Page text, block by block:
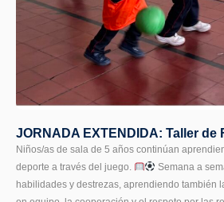
JORNADA EXTENDIDA: Taller de
Niños/as de sala de 5 años continúan
deporte a través del juego.
Semana a
habilidades y destrezas, aprendiendo también